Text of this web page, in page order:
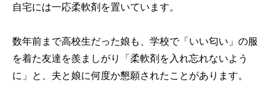
自宅には一応柔軟剤を置いています。
数年前まで高校生だった娘も、学校で「いい匂い」の服
を着た友達を羨ましがり「柔軟剤を入れ忘れないよう
に」と、夫と娘に何度か懇願されたことがあります。